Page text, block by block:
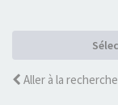
Aller à la